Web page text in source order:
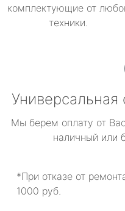
комплектующие от
техники.
Универсальная
Мы берем оплату от
наличный или
*При отказе от
1000 руб.